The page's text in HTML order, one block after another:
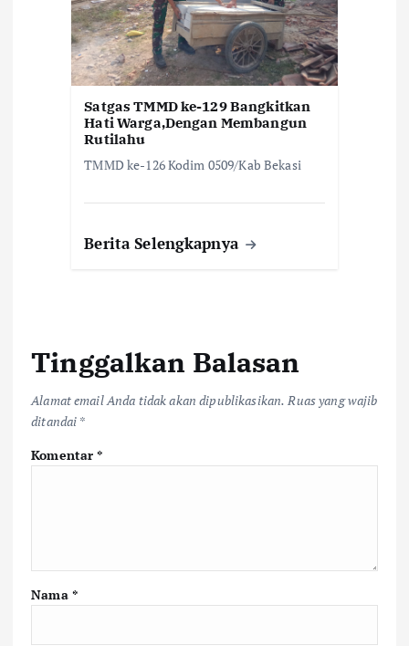
Satgas TMMD ke-129 Bangkitkan
Hati Warga,Dengan Membangun
Rutilahu
TMMD ke-126 Kodim 0509/Kab Bekasi
Berita Selengkapnya
Tinggalkan Balasan
Alamat email Anda tidak akan dipublikasikan. Ruas yang wajib
ditandai *
Komentar*
Nama *